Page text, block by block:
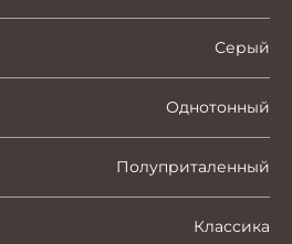
Серый
Однотонный
Полуприталенный
Классика